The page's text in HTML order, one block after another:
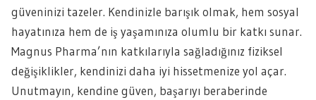
güveninizi tazeler. Kendinizle barışık olmak, hem sosyal
hayatınıza hem de iş yaşamınıza olumlu bir katkı sunar.
Magnus Pharma’nın katkılarıyla sağladığınız fiziksel
değişiklikler, kendinizi daha iyi hissetmenize yol açar.
Unutmayın, kendine güven, başarıyı beraberinde